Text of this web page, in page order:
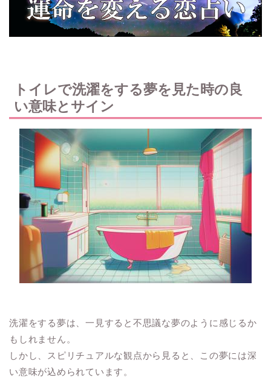
トイレで洗濯をする夢を見た時の良
い意味とサイン
洗濯をする夢は、一見すると不思議な夢のように感じるか
もしれません。
しかし、スピリチュアルな観点から見ると、この夢には深
い意味が込められています。